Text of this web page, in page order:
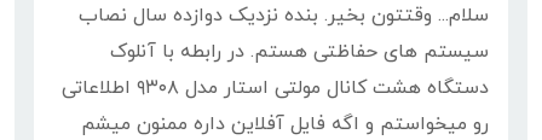
سلام... وقتتون بخیر. بنده نزدیک دوازده سال نصاب
سیستم های حفاظتی هستم. در رابطه با آنلوک
دستگاه هشت کانال مولتی استار مدل ۹۳۰۸ اطلاعاتی
رو میخواستم و اگه فایل آفلاین داره ممنون میشم